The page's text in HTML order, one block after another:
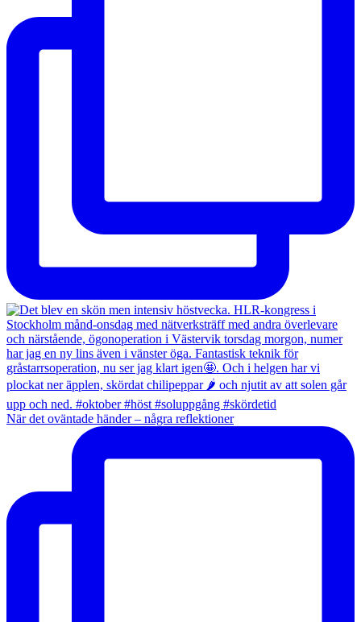
När det oväntade händer – några reflektioner